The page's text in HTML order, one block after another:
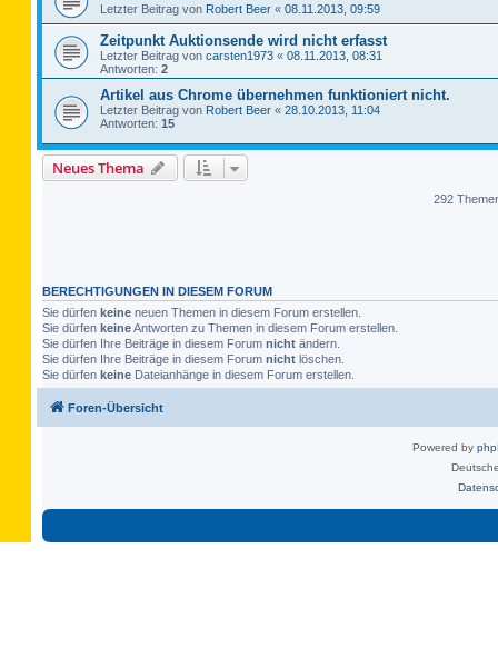
Letzter Beitrag von Robert Beer « 08.11.2013, 09:59
Zeitpunkt Auktionsende wird nicht erfasst
Letzter Beitrag von carsten1973 « 08.11.2013, 08:31
Antworten: 2
Artikel aus Chrome übernehmen funktioniert nicht.
Letzter Beitrag von Robert Beer « 28.10.2013, 11:04
Antworten: 15
Neues Thema
292
BERECHTIGUNGEN IN DIESEM FORUM
Sie dürfen keine neuen Themen in diesem Forum erstellen.
Sie dürfen keineAntworten zu Themen in diesem Forum erstellen.
Sie dürfen Ihre Beiträge in diesem Forum nicht ändern.
Sie dürfen Ihre Beiträge in diesem Forum nicht löschen.
Sie dürfen keine Dateianhänge in diesem Forum erstellen.
Foren-Übersicht
Powered by